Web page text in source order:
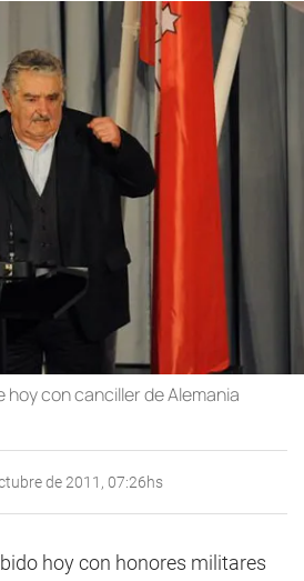
hoy con canciller de Alemania
de 2011, 07:26hs
hoy con honores militares